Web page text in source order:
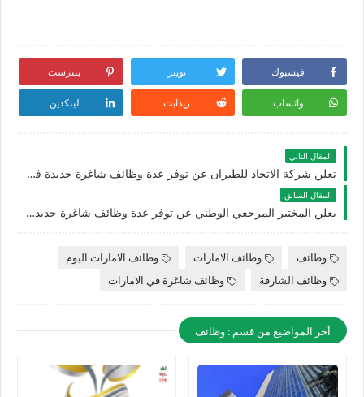
فيسبوك تويتر بنترست
واتساب ريدايت لينكدين
المقال التالي
تعلن شركة الاتحاد للطيران عن توفر عدة وظائف شاغرة جديدة في مختلف التخصصات للجنسيين في الامارات
المقال السابق
يعلن المختبر المرجعي الوطني عن توفر عدة وظائف شاغرة جديدة في مختلف التخصصات في الامارات
وظائف وظائف الامارات
وظائف الامارات اليوم
وظائف الشارقة
وظائف شاغرة في الامارات
أخر المواضيع من قسم : وظائف